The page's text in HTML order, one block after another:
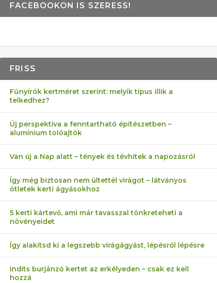
FACEBOOKON IS SZERESS!
FRISS
Fűnyírók kertméret szerint: melyik típus illik a
telkedhez?
Új perspektíva a fenntartható építészetben –
alumínium tolóajtók
Van új a Nap alatt – tények és tévhitek a napozásról
Így még biztosan nem ültettél virágot – látványos
ötletek kerti ágyásokhoz
5 kerti kártevő, ami már tavasszal tönkreteheti a
növényeidet
Így alakítsd ki a legszebb virágágyást, lépésről lépésre
Indíts burjánzó kertet az erkélyeden – csak ez kell
hozzá